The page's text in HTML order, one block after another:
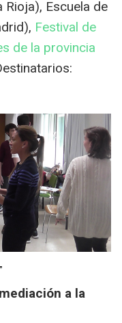
Rioja), Escuela de
Festival de
de la provincia
a la